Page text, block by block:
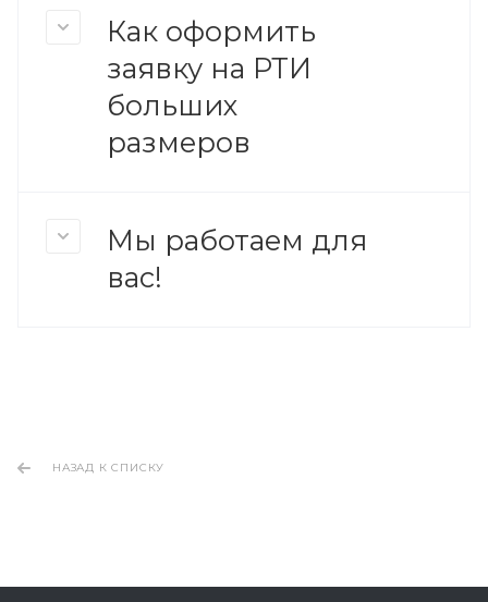
Как оформить
заявку на РТИ
больших
размеров
Мы работаем для
вас!
НАЗАД К СПИСКУ